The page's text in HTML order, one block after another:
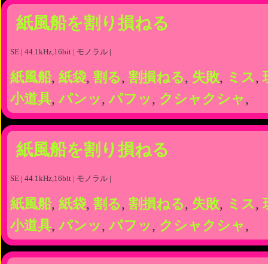
紙風船を割り損ねる
SE | 44.1kHz,16bit | モノラル |
紙風船, 紙袋, 割る, 割損ねる, 失敗, ミス,
小道具,パンッ ,パフッ , クシャクシャ,
紙風船を割り損ねる
SE | 44.1kHz,16bit | モノラル |
紙風船, 紙袋, 割る, 割損ねる, 失敗, ミス,
小道具,パンッ ,パフッ , クシャクシャ,